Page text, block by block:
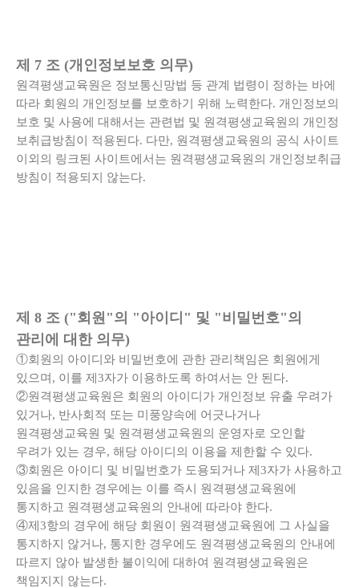
제 7 조 (개인정보보호 의무)
원격평생교육원은 정보통신망법 등 관계 법령이 정하는 바에
따라 회원의 개인정보를 보호하기 위해 노력한다. 개인정보의
보호 및 사용에 대해서는 관련법 및 원격평생교육원의 개인정
보취급방침이 적용된다. 다만, 원격평생교육원의 공식 사이트
이외의 링크된 사이트에서는 원격평생교육원의 개인정보취급
방침이 적용되지 않는다.
제 8 조 ("회원"의 "아이디" 및 "비밀번호"의
관리에 대한 의무)
①회원의 아이디와 비밀번호에 관한 관리책임은 회원에게
있으며, 이를 제3자가 이용하도록 하여서는 안 된다.
②원격평생교육원은 회원의 아이디가 개인정보 유출 우려가
있거나, 반사회적 또는 미풍양속에 어긋나거나
원격평생교육원 및 원격평생교육원의 운영자로 오인할
우려가 있는 경우, 해당 아이디의 이용을 제한할 수 있다.
③회원은 아이디 및 비밀번호가 도용되거나 제3자가 사용하고
있음을 인지한 경우에는 이를 즉시 원격평생교육원에
통지하고 원격평생교육원의 안내에 따라야 한다.
④제3항의 경우에 해당 회원이 원격평생교육원에 그 사실을
통지하지 않거나, 통지한 경우에도 원격평생교육원의 안내에
따르지 않아 발생한 불이익에 대하여 원격평생교육원은
책임지지 않는다.